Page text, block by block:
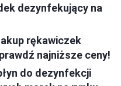
dezynfekujący na
rękawiczek
najniższe ceny!
do dezynfekcji